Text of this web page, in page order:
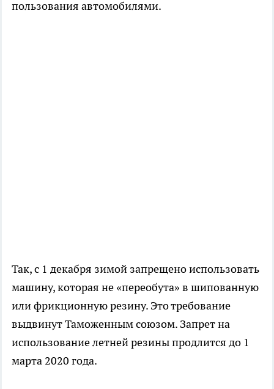
пользования автомобилями.
Так, с 1 декабря зимой запрещено использовать
машину, которая не «переобута» в шипованную
или фрикционную резину. Это требование
выдвинут Таможенным союзом. Запрет на
использование летней резины продлится до 1
марта 2020 года.